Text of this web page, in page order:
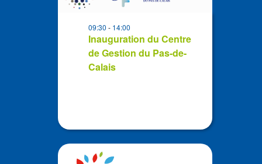
events
Inauguration du Centre
de Gestion du Pas-de-
Calais
09:30- 14:00